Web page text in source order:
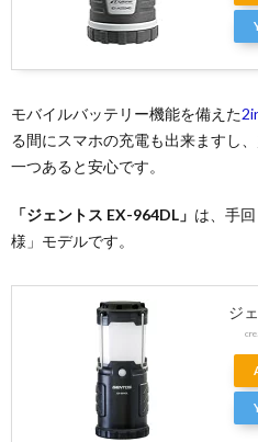
モバイルバッテリー機能を備えた
る間にスマホの充電も出来ますし
一つあると安心です。
「ジェントス EX-964DL」 は、手
様」モデルです。
ジ